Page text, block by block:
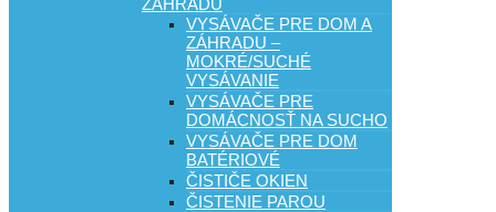
VYSÁVAČE PRE DOM A
ZÁHRADU –
MOKRÉ/SUCHÉ
VYSÁVANIE
VYSÁVAČE PRE
DOMÁCNOSŤ NA SUCHO
VYSÁVAČE PRE DOM
BATÉRIOVÉ
ČISTIČE OKIEN
ČISTENIE PAROU